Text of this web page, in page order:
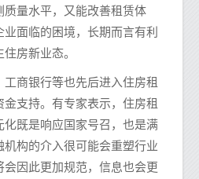
量水平，又能改善租赁体
面临的困境，长期而言有利
房新业态。
商银行等也先后进入住房租
支持。有专家表示，住房租
既是响应国家号召，也是满
机构的介入很可能会重塑行业
因此更加规范，信息也会更